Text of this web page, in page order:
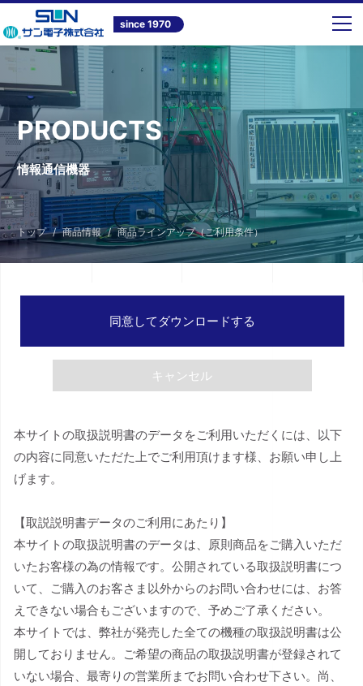
since 1970
PRODUCTS
情報通信機器
トップ 商品情報 商品ラインアップ（ご利用条件）
同意してダウンロードする
キャンセル
本サイトの取扱説明書のデータをご利用いただくには、以下
の内容に同意いただた上でご利用頂けます様、お願い申し上
げます。
【取説説明書データのご利用にあたり】
本サイトの取扱説明書のデータは、原則商品をご購入いただ
いたお客様の為の情報です。公開されている取扱説明書につ
いて、ご購入のお客さま以外からのお問い合わせには、お答
えできない場合もございますので、予めご了承ください。
本サイトでは、弊社が発売した全ての機種の取扱説明書は公
開しておりません。ご希望の商品の取扱説明書が登録されて
いない場合、最寄りの営業所までお問い合わせ下さい。尚、